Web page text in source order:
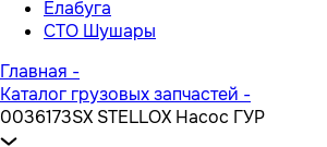
Елабуга
СТО Шушары
Главная -
Каталог грузовых запчастей -
0036173SX STELLOX Насос ГУР